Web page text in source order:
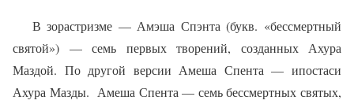
В зорастризме — Амэша Спэнта (букв. «бессмертный
святой») — семь первых творений, созданных Ахура
Маздой. По другой версии Амеша Спента — ипостаси
Ахура Мазды. Амеша Спента — семь бессмертных святых,